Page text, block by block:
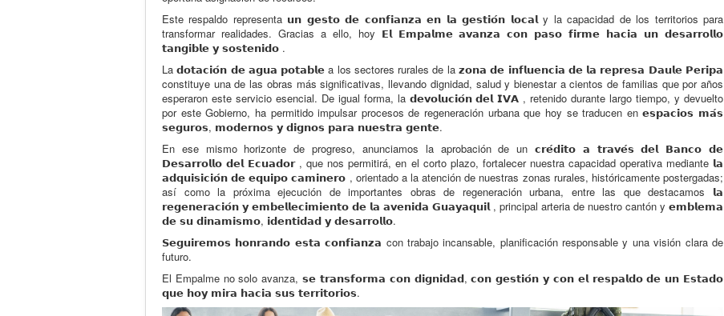
Este respaldo representa 𝘂𝗻 𝗴𝗲𝘀𝘁𝗼 𝗱𝗲 𝗰𝗼𝗻𝗳𝗶𝗮𝗻𝘇𝗮 𝗲𝗻 𝗹𝗮 𝗴𝗲𝘀𝘁𝗶𝗼́𝗻 𝗹𝗼𝗰𝗮𝗹 y la capacidad de los territorios para
transformar realidades. Gracias a ello, hoy 𝗘𝗹 𝗘𝗺𝗽𝗮𝗹𝗺𝗲 𝗮𝘃𝗮𝗻𝘇𝗮 𝗰𝗼𝗻 𝗽𝗮𝘀𝗼 𝗳𝗶𝗿𝗺𝗲 𝗵𝗮𝗰𝗶𝗮 𝘂𝗻 𝗱𝗲𝘀𝗮𝗿𝗿𝗼𝗹𝗹𝗼
𝘁𝗮𝗻𝗴𝗶𝗯𝗹𝗲 𝘆 𝘀𝗼𝘀𝘁𝗲𝗻𝗶𝗱𝗼 .
La 𝗱𝗼𝘁𝗮𝗰𝗶𝗼́𝗻 𝗱𝗲 𝗮𝗴𝘂𝗮 𝗽𝗼𝘁𝗮𝗯𝗹𝗲 a los sectores rurales de la 𝘇𝗼𝗻𝗮 𝗱𝗲 𝗶𝗻𝗳𝗹𝘂𝗲𝗻𝗰𝗶𝗮 𝗱𝗲 𝗹𝗮 𝗿𝗲𝗽𝗿𝗲𝘀𝗮 𝗗𝗮𝘂𝗹𝗲 𝗣𝗲𝗿𝗶𝗽𝗮
constituye una de las obras más significativas, llevando dignidad, salud y bienestar a cientos de familias que por años
esperaron este servicio esencial. De igual forma, la 𝗱𝗲𝘃𝗼𝗹𝘂𝗰𝗶𝗼́𝗻 𝗱𝗲𝗹 𝗜𝗩𝗔 , retenido durante largo tiempo, y devuelto
por este Gobierno, ha permitido impulsar procesos de regeneración urbana que hoy se traducen en 𝗲𝘀𝗽𝗮𝗰𝗶𝗼𝘀 𝗺𝗮́𝘀
𝘀𝗲𝗴𝘂𝗿𝗼𝘀, 𝗺𝗼𝗱𝗲𝗿𝗻𝗼𝘀 𝘆 𝗱𝗶𝗴𝗻𝗼𝘀 𝗽𝗮𝗿𝗮 𝗻𝘂𝗲𝘀𝘁𝗿𝗮 𝗴𝗲𝗻𝘁𝗲.
En ese mismo horizonte de progreso, anunciamos la aprobación de un 𝗰𝗿𝗲́𝗱𝗶𝘁𝗼 𝗮 𝘁𝗿𝗮𝘃𝗲́𝘀 𝗱𝗲𝗹 𝗕𝗮𝗻𝗰𝗼 𝗱𝗲
𝗗𝗲𝘀𝗮𝗿𝗿𝗼𝗹𝗹𝗼 𝗱𝗲𝗹 𝗘𝗰𝘂𝗮𝗱𝗼𝗿 , que nos permitirá, en el corto plazo, fortalecer nuestra capacidad operativa mediante 𝗹𝗮
𝗮𝗱𝗾𝘂𝗶𝘀𝗶𝗰𝗶𝗼́𝗻 𝗱𝗲 𝗲𝗾𝘂𝗶𝗽𝗼 𝗰𝗮𝗺𝗶𝗻𝗲𝗿𝗼 , orientado a la atención de nuestras zonas rurales, históricamente postergadas;
así como la próxima ejecución de importantes obras de regeneración urbana, entre las que destacamos 𝗹𝗮
𝗿𝗲𝗴𝗲𝗻𝗲𝗿𝗮𝗰𝗶𝗼́𝗻 𝘆 𝗲𝗺𝗯𝗲𝗹𝗹𝗲𝗰𝗶𝗺𝗶𝗲𝗻𝘁𝗼 𝗱𝗲 𝗹𝗮 𝗮𝘃𝗲𝗻𝗶𝗱𝗮 𝗚𝘂𝗮𝘆𝗮𝗾𝘂𝗶𝗹 , principal arteria de nuestro cantón y 𝗲𝗺𝗯𝗹𝗲𝗺𝗮
𝗱𝗲 𝘀𝘂 𝗱𝗶𝗻𝗮𝗺𝗶𝘀𝗺𝗼, 𝗶𝗱𝗲𝗻𝘁𝗶𝗱𝗮𝗱 𝘆 𝗱𝗲𝘀𝗮𝗿𝗿𝗼𝗹𝗹𝗼.
𝗦𝗲𝗴𝘂𝗶𝗿𝗲𝗺𝗼𝘀 𝗵𝗼𝗻𝗿𝗮𝗻𝗱𝗼 𝗲𝘀𝘁𝗮 𝗰𝗼𝗻𝗳𝗶𝗮𝗻𝘇𝗮 con trabajo incansable, planificación responsable y una visión clara de
futuro.
El Empalme no solo avanza, 𝘀𝗲 𝘁𝗿𝗮𝗻𝘀𝗳𝗼𝗿𝗺𝗮 𝗰𝗼𝗻 𝗱𝗶𝗴𝗻𝗶𝗱𝗮𝗱, 𝗰𝗼𝗻 𝗴𝗲𝘀𝘁𝗶𝗼́𝗻 𝘆 𝗰𝗼𝗻 𝗲𝗹 𝗿𝗲𝘀𝗽𝗮𝗹𝗱𝗼 𝗱𝗲 𝘂𝗻 𝗘𝘀𝘁𝗮𝗱𝗼
𝗾𝘂𝗲 𝗵𝗼𝘆 𝗺𝗶𝗿𝗮 𝗵𝗮𝗰𝗶𝗮 𝘀𝘂𝘀 𝘁𝗲𝗿𝗿𝗶𝘁𝗼𝗿𝗶𝗼𝘀.